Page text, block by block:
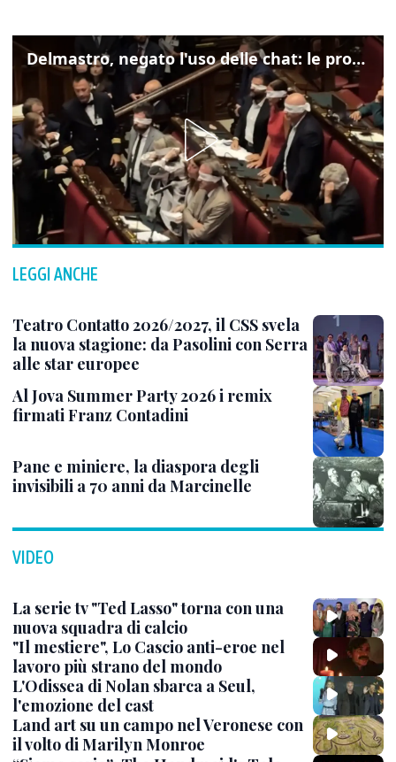
Delmastro, negato l'uso delle chat: le proteste di Avs e M5s
LEGGI ANCHE
Teatro Contatto 2026/2027, il CSS svela
la nuova stagione: da Pasolini con Serra
alle star europee
Al Jova Summer Party 2026 i remix
firmati Franz Contadini
Pane e miniere, la diaspora degli
invisibili a 70 anni da Marcinelle
VIDEO
La serie tv "Ted Lasso" torna con una
nuova squadra di calcio
"Il mestiere", Lo Cascio anti-eroe nel
lavoro più strano del mondo
L'Odissea di Nolan sbarca a Seul,
l'emozione del cast
Land art su un campo nel Veronese con
il volto di Marilyn Monroe